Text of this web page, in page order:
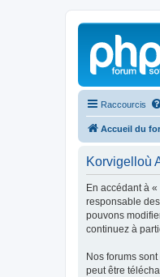
Raccourcis
Accueil du
Korvigelloù
En accédant à
responsable
pouvons
continuez à
Nos forums
peut être